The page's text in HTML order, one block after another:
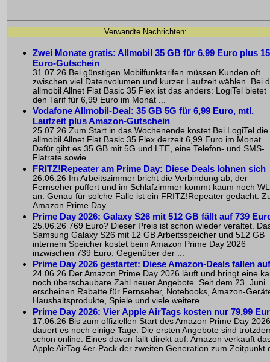
Verwandte Nachrichten:
Zwei Monate gratis: Allmobil 35 GB für 6,99 Euro plus
Euro-Gutschein
31.07.26 Bei günstigen Mobilfunktarifen müssen Kunden oft
zwischen viel Datenvolumen und kurzer Laufzeit wählen. Bei
allmobil Allnet Flat Basic 35 Flex ist das anders: LogiTel bietet
den Tarif für 6,99 Euro im Monat ...
Vodafone Allmobil-Deal: 35 GB 5G für 6,99 Euro, mtl.
Laufzeit plus Amazon-Gutschein
25.07.26 Zum Start in das Wochenende kostet Bei LogiTel die
allmobil Allnet Flat Basic 35 Flex derzeit 6,99 Euro im Monat.
Dafür gibt es 35 GB mit 5G und LTE, eine Telefon- und SMS-
Flatrate sowie ...
FRITZ!Repeater am Prime Day: Diese Deals lohnen sich
26.06.26 Im Arbeitszimmer bricht die Verbindung ab, der
Fernseher puffert und im Schlafzimmer kommt kaum noch
an. Genau für solche Fälle ist ein FRITZ!Repeater gedacht.
Amazon Prime Day ...
Prime Day 2026: Galaxy S26 mit 512 GB fällt auf 739
25.06.26 769 Euro? Dieser Preis ist schon wieder veraltet.
Samsung Galaxy S26 mit 12 GB Arbeitsspeicher und 512 GB
internem Speicher kostet beim Amazon Prime Day 2026
inzwischen 739 Euro. Gegenüber der ...
Prime Day 2026 gestartet: Diese Amazon-Deals fallen auf
24.06.26 Der Amazon Prime Day 2026 läuft und bringt eine
noch überschaubare Zahl neuer Angebote. Seit dem 23. Juni
erscheinen Rabatte für Fernseher, Notebooks, Amazon-
Haushaltsprodukte, Spiele und viele weitere ...
Prime Day 2026: Vier Apple AirTags kosten nur 79,99
17.06.26 Bis zum offiziellen Start des Amazon Prime Day 2026
dauert es noch einige Tage. Die ersten Angebote sind
schon online. Eines davon fällt direkt auf: Amazon verkauft
Apple AirTag 4er-Pack der zweiten Generation zum Zeitpunkt